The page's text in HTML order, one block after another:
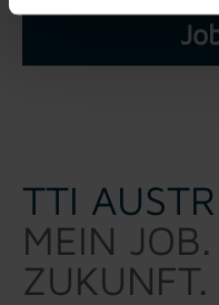
TTI
MEIN
ZUKUNFT.